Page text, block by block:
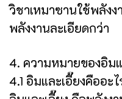
วิชาเหมาซานใช้พลัง
พลังงานละเอียดกว่า
4. ความหมายของอิมแ
4.1 อิมและเอี๊ยงคืออะไ